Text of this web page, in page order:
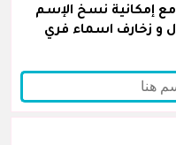
مع إمكانية نسخ الإسم
و زخارف اسماء فري